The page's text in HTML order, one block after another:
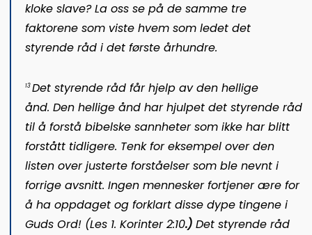
kloke slave? La oss se på de samme tre
faktorene som viste hvem som ledet det
styrende råd i det første århundre.
13Det styrende råd får hjelp av den hellige
ånd. Den hellige ånd har hjulpet det styrende råd
til å forstå bibelske sannheter som ikke har blitt
forstått tidligere. Tenk for eksempel over den
listen over justerte forståelser som ble nevnt i
forrige avsnitt. Ingen mennesker fortjener ære for
å ha oppdaget og forklart disse dype tingene i
Guds Ord! (Les 1. Korinter 2:10.) Det styrende råd